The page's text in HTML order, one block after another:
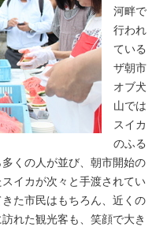
河畔で
行われ
ている
ザ朝市
オブ犬
山では
スイカ
のふる
くの人が並び、朝市開始の
イカが次々と手渡されてい
た市民はもちろん、近くの
れた観光客も、笑顔で大き